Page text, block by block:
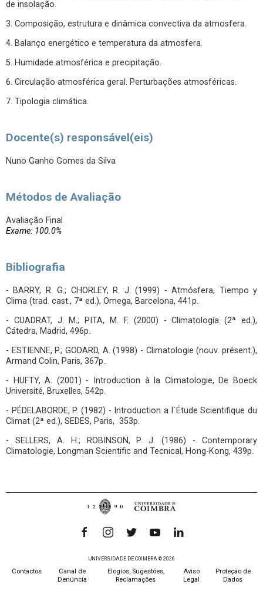
de insolação.
3. Composição, estrutura e dinâmica convectiva da atmosfera.
4. Balanço energético e temperatura da atmosfera.
5. Humidade atmosférica e precipitação.
6. Circulação atmosférica geral. Perturbações atmosféricas.
7. Tipologia climática.
Docente(s) responsável(eis)
Nuno Ganho Gomes da Silva
Métodos de Avaliação
Avaliação Final
Exame: 100.0%
Bibliografia
- BARRY, R. G.; CHORLEY, R. J. (1999) - Atmósfera, Tiempo y
Clima (trad. cast., 7ª ed.), Omega, Barcelona, 441p.
- CUADRAT, J. M.; PITA, M. F. (2000) - Climatología (2ª ed.),
Cátedra, Madrid, 496p.
- ESTIENNE, P.; GODARD, A. (1998) - Climatologie (nouv. présent.),
Armand Colin, Paris, 367p..
- HUFTY, A. (2001) - Introduction à la Climatologie, De Boeck
Université, Bruxelles, 542p.
- PÉDELABORDE, P. (1982) - Introduction a l´Étude Scientifique du
Climat (2ª ed.), SEDES, Paris, 353p.
- SELLERS, A. H.; ROBINSON, P. J. (1986) - Contemporary
Climatologie, Longman Scientific and Tecnical, Hong-Kong, 439p.
UNIVERSIDADE DE COIMBRA © 2026
Contactos
Canal de
Denúncia
Elogios, Sugestões,
Reclamações
Aviso
Legal
Proteção de
Dados